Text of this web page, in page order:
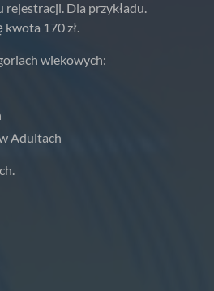
Dla przykładu.
kwota 170 zł.
wiekowych:
Adultach